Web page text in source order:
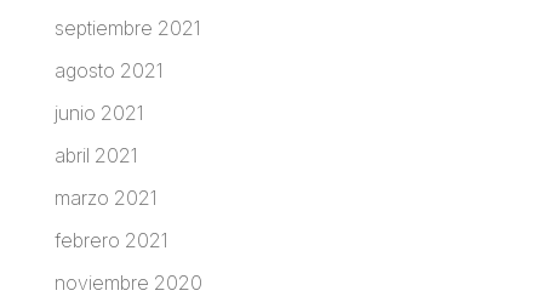
septiembre 2021
agosto 2021
junio 2021
abril 2021
marzo 2021
febrero 2021
noviembre 2020